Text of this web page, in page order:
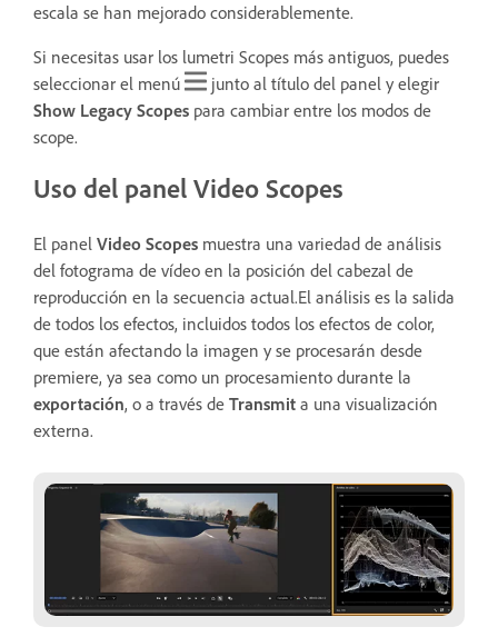
escala se han mejorado considerablemente.
Si necesitas usar los lumetri Scopes más antiguos, puedes
seleccionar el menú
junto al título del panel y elegir
Show Legacy Scopes para cambiar entre los modos de
scope.
Uso del panel Video Scopes
El panel Video Scopes muestra una variedad de análisis
del fotograma de vídeo en la posición del cabezal de
reproducción en la secuencia actual.El análisis es la salida
de todos los efectos, incluidos todos los efectos de color,
que están afectando la imagen y se procesarán desde
premiere, ya sea como un procesamiento durante la
exportación, o a través de Transmit a una visualización
externa.